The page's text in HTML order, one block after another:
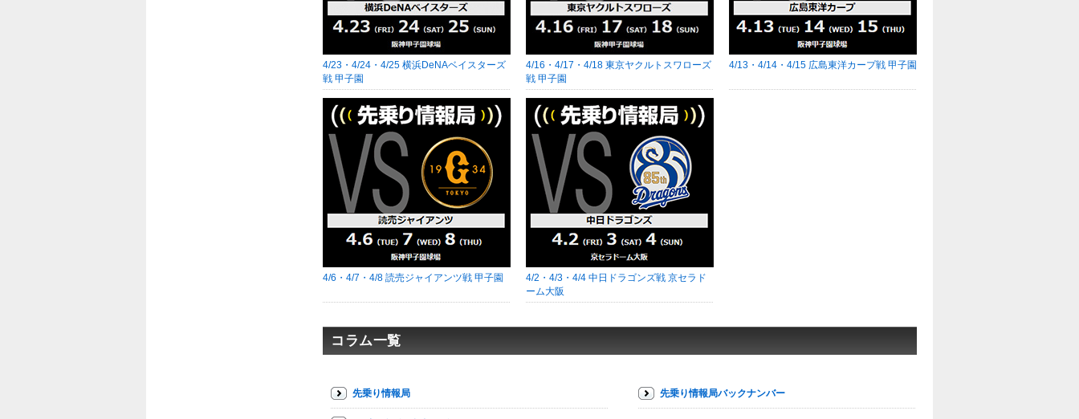
4/23・4/24・4/25 横浜DeNAベイスターズ
戦 甲子園
4/16・4/17・4/18 東京ヤクルトスワローズ
戦 甲子園
4/13・4/14・4/15 広島東洋カープ戦 甲子園
4/6・4/7・4/8 読売ジャイアンツ戦 甲子園
4/2・4/3・4/4 中日ドラゴンズ戦 京セラド
ーム大阪
コラム一覧
先乗り情報局 先乗り情報局バックナンバー